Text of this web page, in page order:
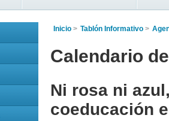
Inicio > Tablón Informativo >
Calendario
Ni rosa ni
coeducación